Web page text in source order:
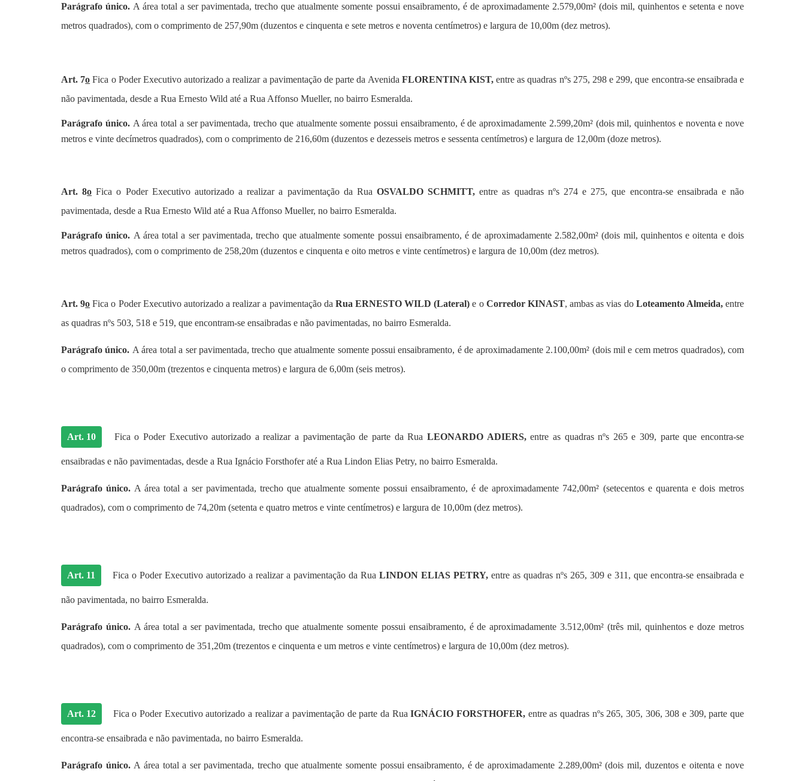
Parágrafo único. A área total a ser pavimentada, trecho que atualmente somente possui ensaibramento, é de aproximadamente 2.579,00m² (dois mil, quinhentos e setenta e nove
metros quadrados), com o comprimento de 257,90m (duzentos e cinquenta e sete metros e noventa centímetros) e largura de 10,00m (dez metros).
Art. 7o Fica o Poder Executivo autorizado a realizar a pavimentação de parte da Avenida FLORENTINA KIST,entre as quadras nºs 275, 298 e 299, que encontra-se ensaibrada e
não pavimentada, desde a Rua Ernesto Wild até a Rua Affonso Mueller, no bairro Esmeralda.
Parágrafo único. A área total a ser pavimentada, trecho que atualmente somente possui ensaibramento, é de aproximadamente 2.599,20m² (dois mil, quinhentos e noventa e nove
metros e vinte decímetros quadrados), com o comprimento de 216,60m (duzentos e dezesseis metros e sessenta centímetros) e largura de 12,00m (doze metros).
Art. 8o Fica o Poder Executivo autorizado a realizar a pavimentação da RuaOSVALDO SCHMITT, entre as quadras nºs 274 e 275, que encontra-se ensaibrada e não
pavimentada, desde a Rua Ernesto Wild até a Rua Affonso Mueller, no bairro Esmeralda.
Parágrafo único. A área total a ser pavimentada, trecho que atualmente somente possui ensaibramento, é de aproximadamente 2.582,00m² (dois mil, quinhentos e oitenta e dois
metros quadrados), com o comprimento de 258,20m (duzentos e cinquenta e oito metros e vinte centímetros) e largura de 10,00m (dez metros).
Art. 9o Fica o Poder Executivo autorizado a realizar a pavimentação da Rua ERNESTO WILD (Lateral) e o Corredor KINAST, ambas as vias do Loteamento Almeida,entre
as quadras nºs 503, 518 e 519, que encontram-se ensaibradas e não pavimentadas, no bairro Esmeralda.
Parágrafo único. A área total a ser pavimentada, trecho que atualmente somente possui ensaibramento, é de aproximadamente 2.100,00m² (dois mil e cem metros quadrados), com
o comprimento de 350,00m (trezentos e cinquenta metros) e largura de 6,00m (seis metros).
Art. 10 Fica o Poder Executivo autorizado a realizar a pavimentação de parte da Rua LEONARDO ADIERS,entre as quadras nºs 265 e 309, parte que encontra-se
ensaibradas e não pavimentadas, desde a Rua Ignácio Forsthofer até a Rua Lindon Elias Petry, no bairro Esmeralda.
Parágrafo único. A área total a ser pavimentada, trecho que atualmente somente possui ensaibramento, é de aproximadamente 742,00m² (setecentos e quarenta e dois metros
quadrados), com o comprimento de 74,20m (setenta e quatro metros e vinte centímetros) e largura de 10,00m (dez metros).
Art. 11 Fica o Poder Executivo autorizado a realizar a pavimentação da Rua LINDON ELIAS PETRY, entre as quadras nºs 265, 309 e 311, que encontra-se ensaibrada e
não pavimentada, no bairro Esmeralda.
Parágrafo único. A área total a ser pavimentada, trecho que atualmente somente possui ensaibramento, é de aproximadamente 3.512,00m² (três mil, quinhentos e doze metros
quadrados), com o comprimento de 351,20m (trezentos e cinquenta e um metros e vinte centímetros) e largura de 10,00m (dez metros).
Art. 12 Fica o Poder Executivo autorizado a realizar a pavimentação de parte da RuaIGNÁCIO FORSTHOFER, entre as quadras nºs 265, 305, 306, 308 e 309, parte que
encontra-se ensaibrada e não pavimentada, no bairro Esmeralda.
Parágrafo único. A área total a ser pavimentada, trecho que atualmente somente possui ensaibramento, é de aproximadamente 2.289,00m² (dois mil, duzentos e oitenta e nove